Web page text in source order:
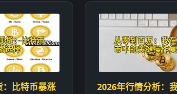
比特币暴涨
2026年行情分析：